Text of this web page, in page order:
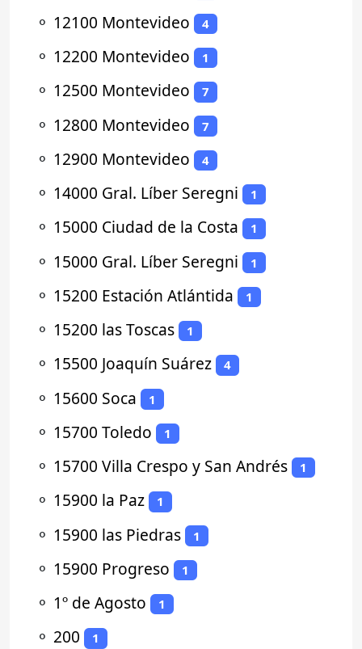
⚬ 12100 Montevideo 4
⚬ 12200 Montevideo 1
⚬ 12500 Montevideo 7
⚬ 12800 Montevideo 7
⚬ 12900 Montevideo 4
⚬ 14000 Gral. Líber Seregni 1
⚬ 15000 Ciudad de la Costa 1
⚬ 15000 Gral. Líber Seregni 1
⚬ 15200 Estación Atlántida 1
⚬ 15200 las Toscas 1
⚬ 15500 Joaquín Suárez 4
⚬ 15600 Soca 1
⚬ 15700 Toledo 1
⚬ 15700 Villa Crespo y San Andrés 1
⚬ 15900 la Paz 1
⚬ 15900 las Piedras 1
⚬ 15900 Progreso 1
⚬ 1º de Agosto 1
⚬ 200 1